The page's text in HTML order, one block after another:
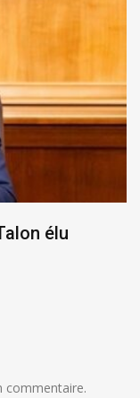
élu
commentaire.